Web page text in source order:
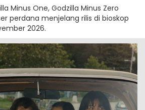
Minus One, Godzilla Minus Zero
perdana menjelang rilis di bioskop
2026.